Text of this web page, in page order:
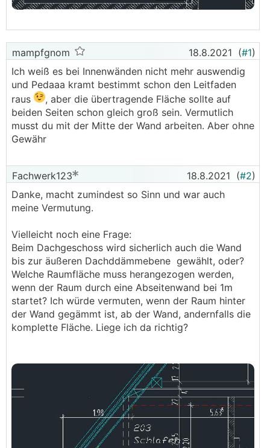
mampfgnom 18.8.2021 (#1)
Ich weiß es bei Innenwänden nicht mehr auswendig
und Pedaaa kramt bestimmt schon den Leitfaden
raus
, aber die übertragende Fläche sollte auf
beiden Seiten schon gleich groß sein. Vermutlich
musst du mit der Mitte der Wand arbeiten. Aber ohne
Gewähr
Fachwerk123 18.8.2021 (#2)
Danke, macht zumindest so Sinn und war auch
meine Vermutung.
Vielleicht noch eine Frage:
Beim Dachgeschoss wird sicherlich auch die Wand
bis zur äußeren Dachddämmebene gewählt, oder?
Welche Raumfläche muss herangezogen werden,
wenn der Raum durch eine Abseitenwand bei 1m
startet? Ich würde vermuten, wenn der Raum hinter
der Wand gegämmt ist, ab der Wand, andernfalls die
komplette Fläche. Liege ich da richtig?